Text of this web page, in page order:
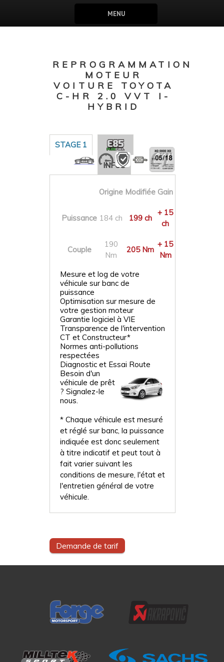
MENU
REPROGRAMMATION
MOTEUR
VOITURE TOYOTA
C-HR 2.0 VVT I-
HYBRID
STAGE 1
INFOS
Origine Modifiée Gain
Puissance 184 ch 199 ch
+ 15
ch
Couple
190
Nm
205 Nm
+ 15
Nm
Mesure et log de votre
véhicule sur banc de
puissance
Optimisation sur mesure de
votre gestion moteur
Garantie logiciel à VIE
Transparence de l'intervention
CT et Constructeur*
Normes anti-pollutions
respectées
Diagnostic et Essai Route
Besoin d'un
véhicule de prêt
? Signalez-le
nous.
* Chaque véhicule est mesuré
et réglé sur banc, la puissance
indiquée est donc seulement
à titre indicatif et peut tout à
fait varier suivant les
conditions de mesure, l'état et
l'entretien général de votre
véhicule.
Demande de tarif